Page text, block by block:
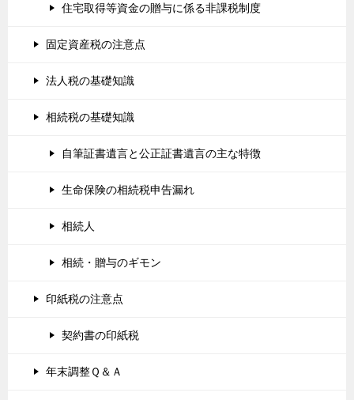
住宅取得等資金の贈与に係る非課税制度
固定資産税の注意点
法人税の基礎知識
相続税の基礎知識
自筆証書遺言と公正証書遺言の主な特徴
生命保険の相続税申告漏れ
相続人
相続・贈与のギモン
印紙税の注意点
契約書の印紙税
年末調整Ｑ＆Ａ